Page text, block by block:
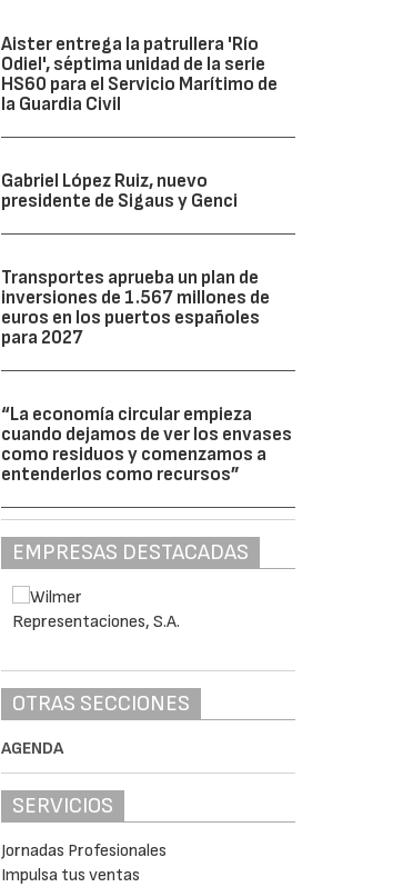
Aister entrega la patrullera 'Río
Odiel', séptima unidad de la serie
HS60 para el Servicio Marítimo de
la Guardia Civil
Gabriel López Ruiz, nuevo
presidente de Sigaus y Genci
Transportes aprueba un plan de
inversiones de 1.567 millones de
euros en los puertos españoles
para 2027
“La economía circular empieza
cuando dejamos de ver los envases
como residuos y comenzamos a
entenderlos como recursos”
EMPRESAS DESTACADAS
OTRAS SECCIONES
AGENDA
SERVICIOS
Jornadas Profesionales
Impulsa tus ventas